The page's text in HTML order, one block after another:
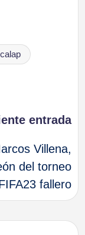
entrada
Villena,
del torneo
fallero